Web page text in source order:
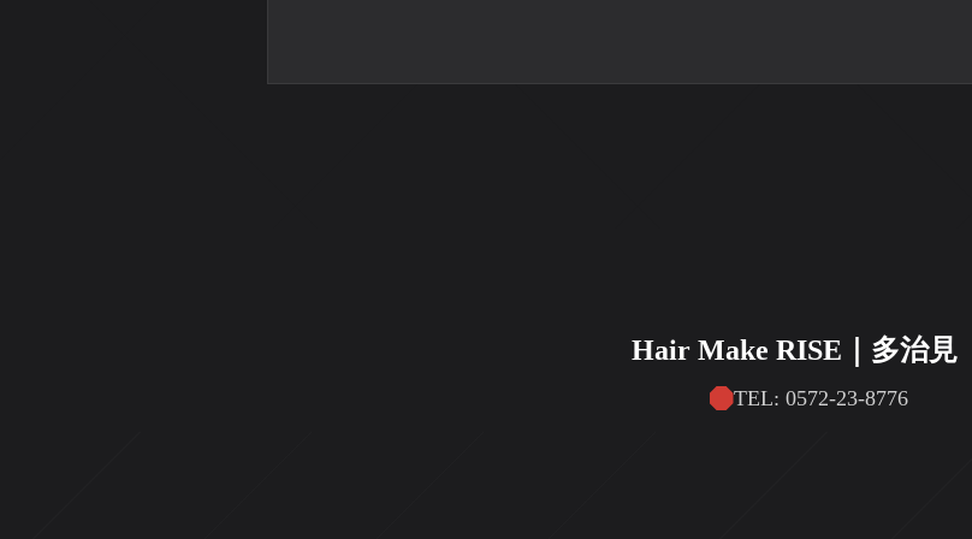
Hair Make RISE｜多治見
TEL: 0572-23-8776